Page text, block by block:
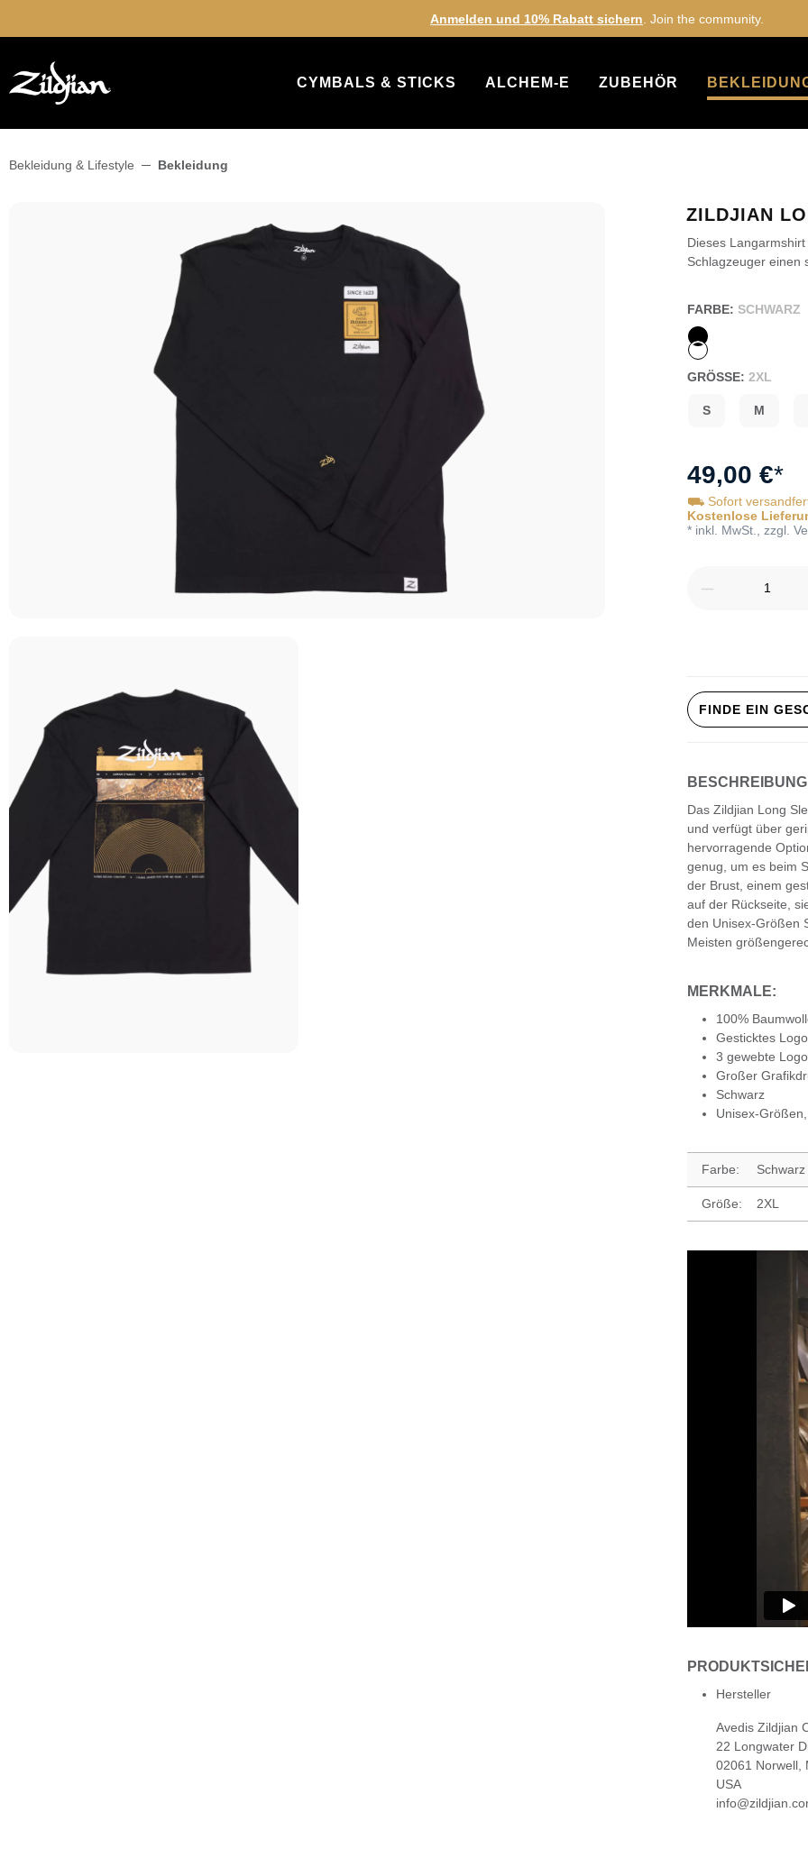
Anmelden und 10% Rabatt sichern . Join the community.
CYMBALS & STICKS ALCHEM-E ZUBEHÖR
Bekleidung & Lifestyle Bekleidung
ZILDJIAN
Dieses
Schlagzeuger einen
FARBE: SCHWARZ
GRÖSSE: 2XL
S M
49,00 €*
⛟ Sofort
Kostenlose
* inkl. MwSt., zzgl.
Produkt
FINDE EIN
BESCHREIBUNG
Das Zildjian Long
und verfügt über
hervorragende
genug, um es beim
der Brust, einem
auf der Rückseite,
den Unisex-Größen
Meisten
MERKMALE:
100%
Gesticktes
3 gewebte
Großer
Schwarz
Unisex-
Farbe: Schwarz
Größe: 2XL
Hersteller
Avedis Zildjian
22 Longwater
02061 Norwell,
USA